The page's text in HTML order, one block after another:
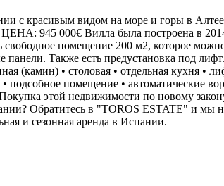
с красивым видом на море и горы в
945 000€ Вилла была построена в
свободное помещение 200 м2, которое
панели. Также есть предустановка под
(камин) • столовая • отдельная кухня •
подсобное помещение • автоматические
этой недвижимости по новому
Обратитесь в "TOROS ESTATE" и мы
и сезонная аренда в Испании.